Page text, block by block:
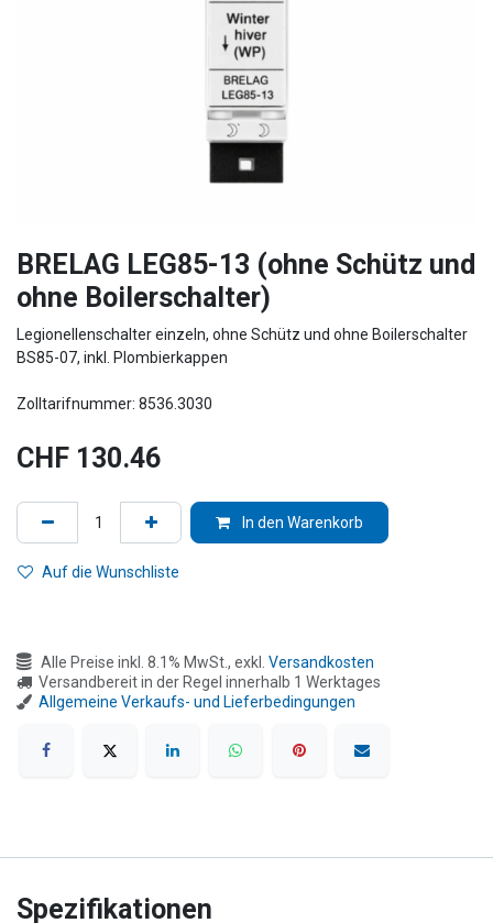
BRELAG LEG85-13 (ohne Schütz und
ohne Boilerschalter)
Legionellenschalter einzeln, ohne Schütz und ohne Boilerschalter
BS85-07, inkl. Plombierkappen
Zolltarifnummer: 8536.3030
CHF 130.46
In den Warenkorb
Auf die Wunschliste
Alle Preise inkl. 8.1% MwSt., exkl. Versandkosten
Versandbereit in der Regel innerhalb 1 Werktages
Allgemeine Verkaufs- und Lieferbedingungen
Spezifikationen